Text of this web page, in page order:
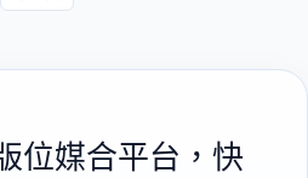
位媒合平台，快